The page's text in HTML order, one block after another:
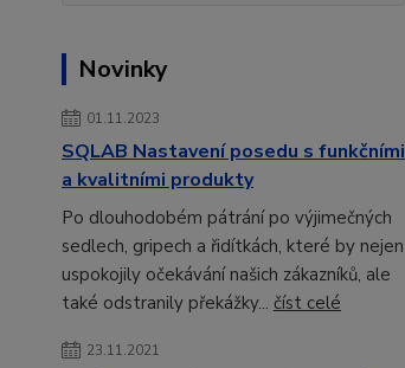
Novinky
01.11.2023
SQLAB Nastavení posedu s funkčními
a kvalitními produkty
Po dlouhodobém pátrání po výjimečných
sedlech, gripech a řidítkách, které by nejen
uspokojily očekávání našich zákazníků, ale
také odstranily překážky... číst celé
23.11.2021